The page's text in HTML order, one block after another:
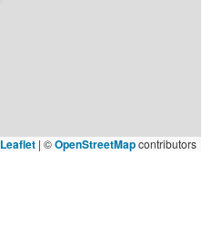
Leaflet | ©OpenStreetMapcontributors